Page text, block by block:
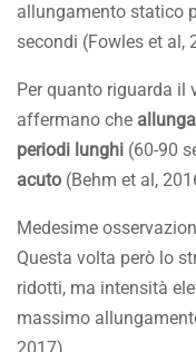
allungamento statico
secondi (Fowles et al,
Per quanto riguarda il
affermano che
periodi lunghi (60-90
acuto (Behm et al,
Medesime
Questa volta però lo
ridotti, ma intensità
massimo